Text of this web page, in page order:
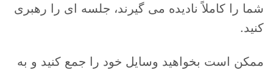
شما را کاملاً نادیده می گیرند، جلسه ای را رهبری
کنید.
ممکن است بخواهید وسایل خود را جمع کنید و به